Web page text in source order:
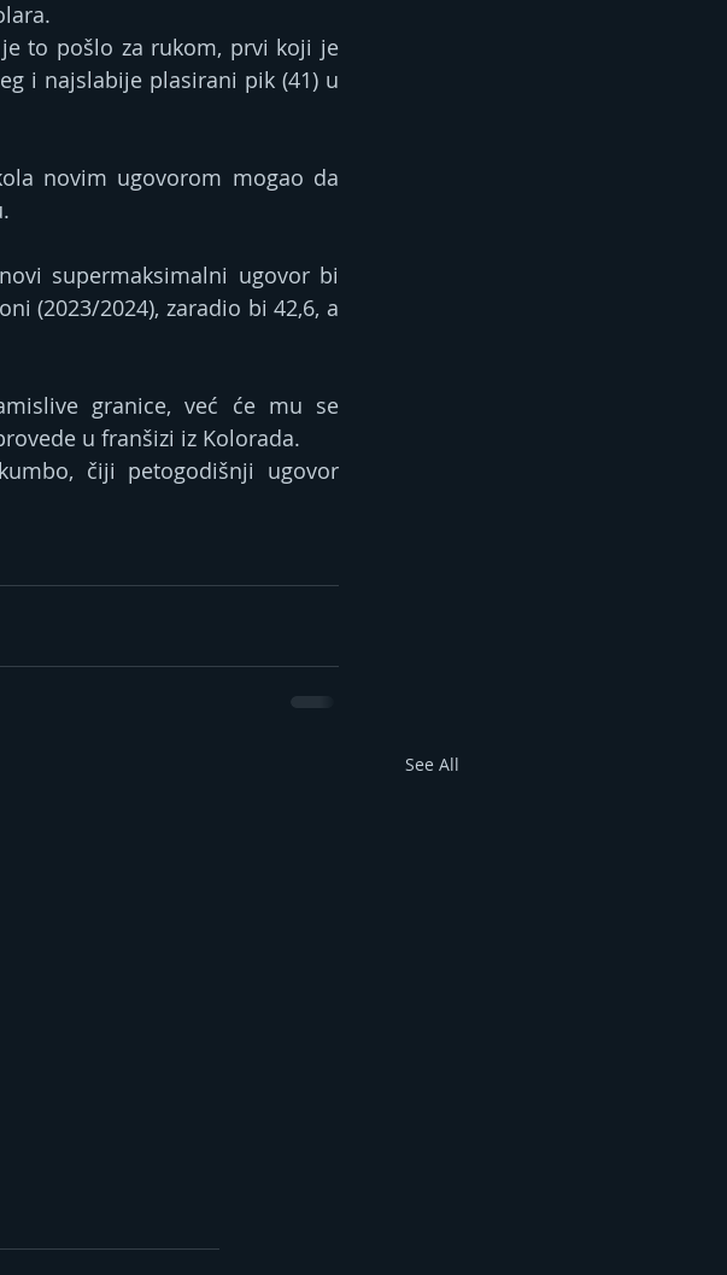
to pošlo za rukom, prvi koji je
i najslabije plasirani pik (41) u
novim ugovorom mogao da
supermaksimalni ugovor bi
(2023/2024), zaradio bi 42,6, a
granice, već će mu se
u franšizi iz Kolorada.
čiji petogodišnji ugovor
See All